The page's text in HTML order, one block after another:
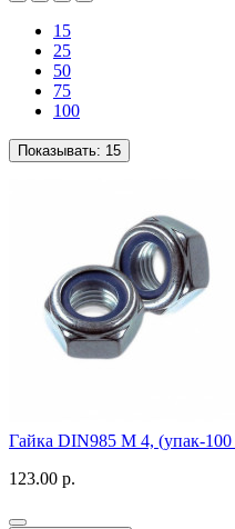
15
25
50
75
100
Показывать: 15
Гайка DIN985 M 4, (упак-
123.00 р.